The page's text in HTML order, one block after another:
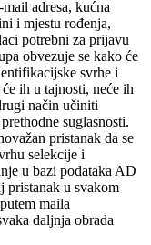
adresa, kućna
i mjestu rođenja,
potrebni za prijavu
obvezuje se kako će
svrhe i
ih u tajnosti, neće ih
način učiniti
suglasnosti.
pristanak da se
selekcije i
u bazi podataka AD
pristanak u svakom
maila
daljnja obrada